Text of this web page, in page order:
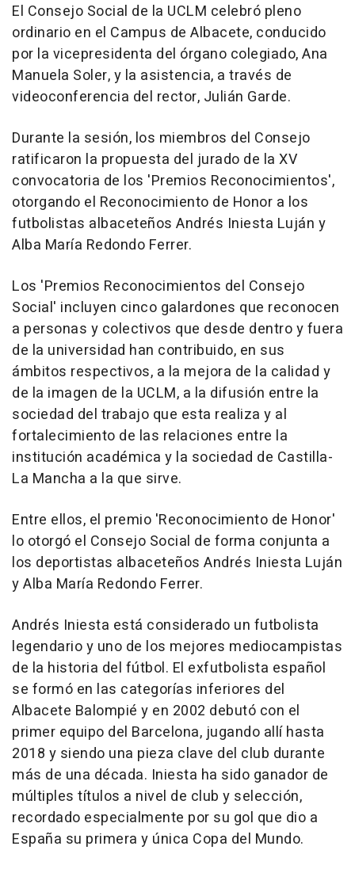
El Consejo Social de la UCLM celebró pleno
ordinario en el Campus de Albacete, conducido
por la vicepresidenta del órgano colegiado, Ana
Manuela Soler, y la asistencia, a través de
videoconferencia del rector, Julián Garde.
Durante la sesión, los miembros del Consejo
ratificaron la propuesta del jurado de la XV
convocatoria de los 'Premios Reconocimientos',
otorgando el Reconocimiento de Honor a los
futbolistas albaceteños Andrés Iniesta Luján y
Alba María Redondo Ferrer.
Los 'Premios Reconocimientos del Consejo
Social' incluyen cinco galardones que reconocen
a personas y colectivos que desde dentro y fuera
de la universidad han contribuido, en sus
ámbitos respectivos, a la mejora de la calidad y
de la imagen de la UCLM, a la difusión entre la
sociedad del trabajo que esta realiza y al
fortalecimiento de las relaciones entre la
institución académica y la sociedad de Castilla-
La Mancha a la que sirve.
Entre ellos, el premio 'Reconocimiento de Honor'
lo otorgó el Consejo Social de forma conjunta a
los deportistas albaceteños Andrés Iniesta Luján
y Alba María Redondo Ferrer.
Andrés Iniesta está considerado un futbolista
legendario y uno de los mejores mediocampistas
de la historia del fútbol. El exfutbolista español
se formó en las categorías inferiores del
Albacete Balompié y en 2002 debutó con el
primer equipo del Barcelona, jugando allí hasta
2018 y siendo una pieza clave del club durante
más de una década. Iniesta ha sido ganador de
múltiples títulos a nivel de club y selección,
recordado especialmente por su gol que dio a
España su primera y única Copa del Mundo.